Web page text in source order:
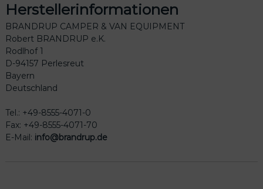
Herstellerinformationen
BRANDRUP CAMPER & VAN EQUIPMENT
Robert BRANDRUP e.K.
Rodlhof 1
D-94157 Perlesreut
Bayern
Deutschland
Tel.: +49-8555-4071-0
Fax: +49-8555-4071-70
E-Mail: info@brandrup.de